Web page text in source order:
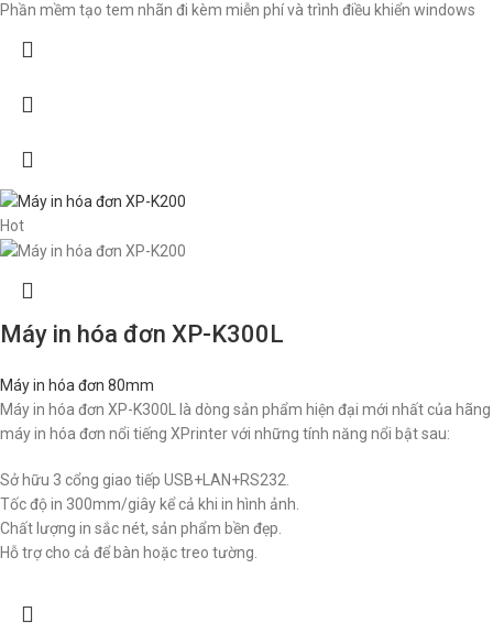
Phần mềm tạo tem nhãn đi kèm miễn phí và trình điều khiển windows
Hot
Máy in hóa đơn XP-K300L
Máy in hóa đơn 80mm
Máy in hóa đơn XP-K300L là dòng sản phẩm hiện đại mới nhất của hãng
máy in hóa đơn nổi tiếng XPrinter với những tính năng nổi bật sau:
Sở hữu 3 cổng giao tiếp USB+LAN+RS232.
Tốc độ in 300mm/giây kể cả khi in hình ảnh.
Chất lượng in sắc nét, sản phẩm bền đẹp.
Hỗ trợ cho cả để bàn hoặc treo tường.